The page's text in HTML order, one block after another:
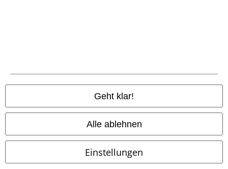
Geht klar!
Alle ablehnen
Einstellungen
Alle Preise inkl. gesetzlicher Mehrwertsteuer, zzgl.
© 1986-2026 E.M.P. Merchandising HGmbH